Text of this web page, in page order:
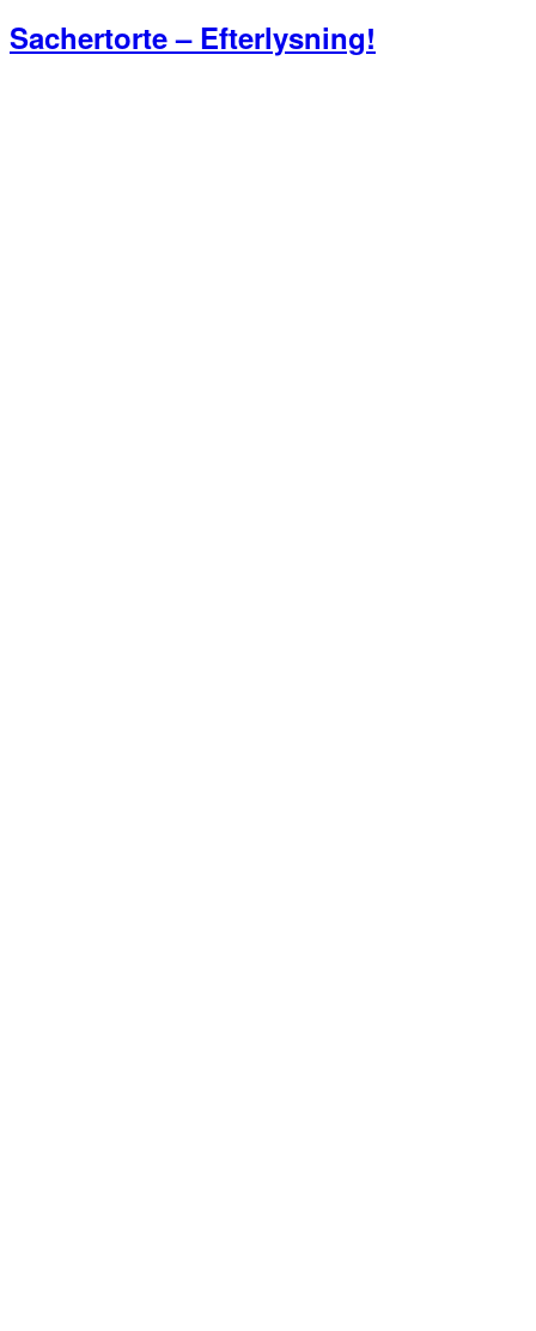
Sachertorte – Efterlysning!